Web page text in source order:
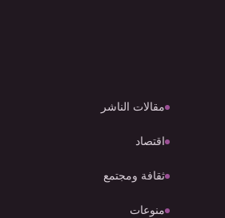
مقالات الناشر
اقتصاد
ثقافة ومجتمع
منوعات